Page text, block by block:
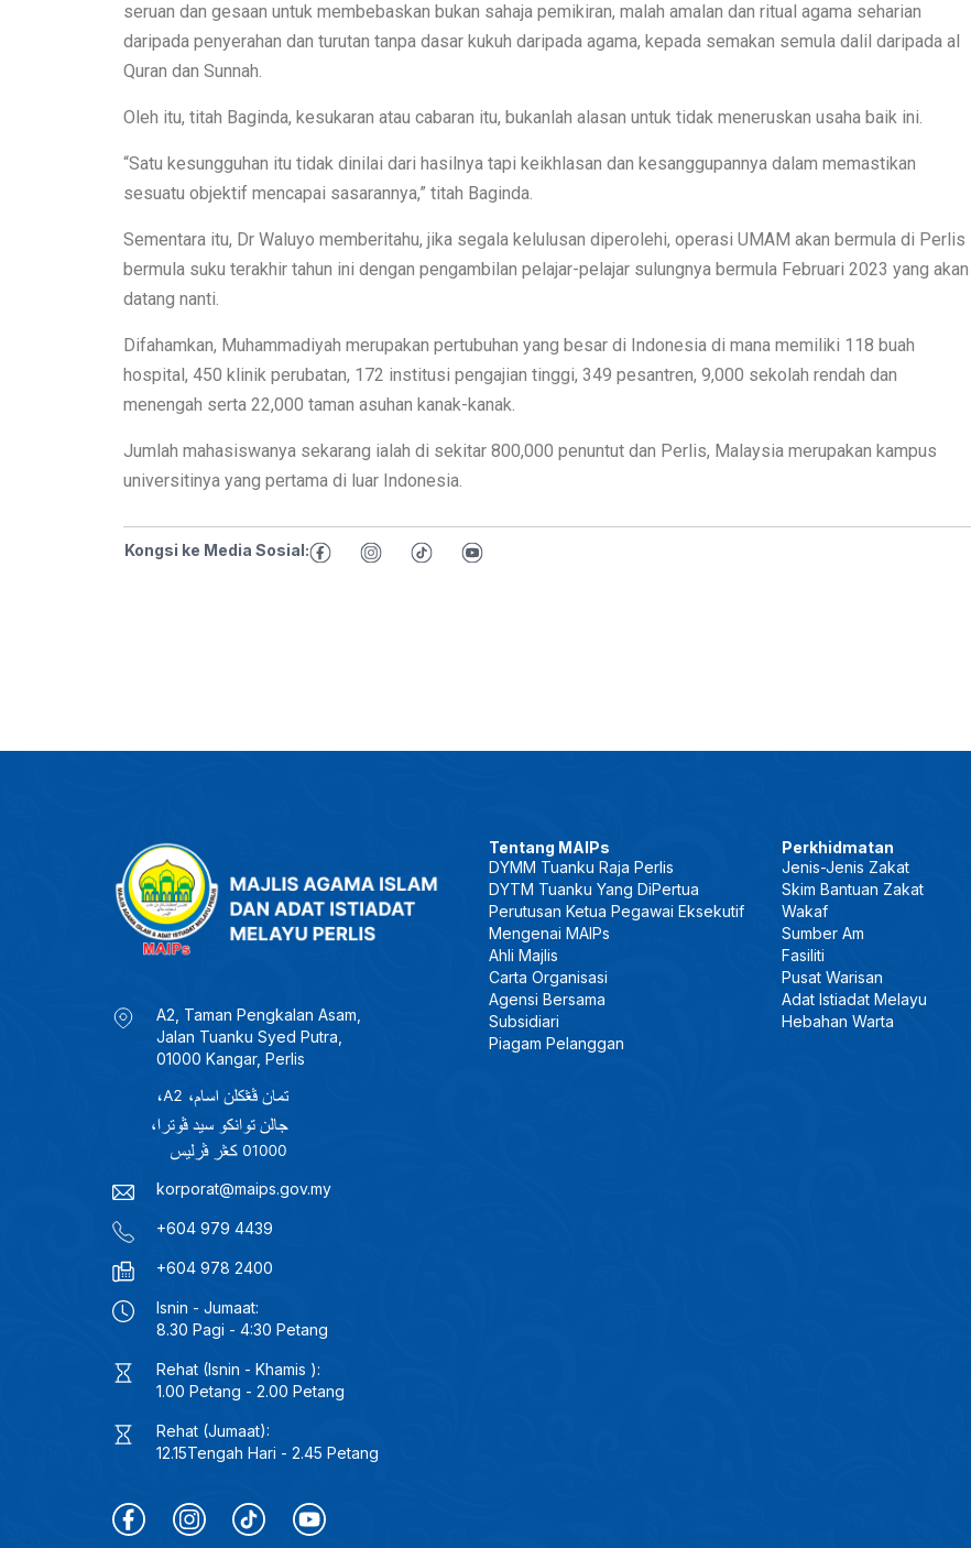
seruan dan gesaan untuk membebaskan bukan sahaja pemikiran, malah amalan dan ritual agama seharian
daripada penyerahan dan turutan tanpa dasar kukuh daripada agama, kepada semakan semula dalil daripada al
Quran dan Sunnah.
Oleh itu, titah Baginda, kesukaran atau cabaran itu, bukanlah alasan untuk tidak meneruskan usaha baik ini.
“Satu kesungguhan itu tidak dinilai dari hasilnya tapi keikhlasan dan kesanggupannya dalam memastikan
sesuatu objektif mencapai sasarannya,” titah Baginda.
Sementara itu, Dr Waluyo memberitahu, jika segala kelulusan diperolehi, operasi UMAM akan bermula di Perlis
bermula suku terakhir tahun ini dengan pengambilan pelajar-pelajar sulungnya bermula Februari 2023 yang akan
datang nanti.
Difahamkan, Muhammadiyah merupakan pertubuhan yang besar di Indonesia di mana memiliki 118 buah
hospital, 450 klinik perubatan, 172 institusi pengajian tinggi, 349 pesantren, 9,000 sekolah rendah dan
menengah serta 22,000 taman asuhan kanak-kanak.
Jumlah mahasiswanya sekarang ialah di sekitar 800,000 penuntut dan Perlis, Malaysia merupakan kampus
universitinya yang pertama di luar Indonesia.
Kongsi ke Media Sosial:
A2, Taman Pengkalan Asam,
Jalan Tuanku Syed Putra,
01000 Kangar, Perlis
korporat@maips.gov.my
+604 979 4439
+604 978 2400
Isnin - Jumaat:
8.30 Pagi - 4:30 Petang
Rehat (Isnin - Khamis ):
1.00 Petang - 2.00 Petang
Rehat (Jumaat):
12.15Tengah Hari - 2.45 Petang
Tentang MAIPs
DYMM Tuanku Raja Perlis
DYTM Tuanku Yang DiPertua
Perutusan Ketua Pegawai Eksekutif
Mengenai MAIPs
Ahli Majlis
Carta Organisasi
Agensi Bersama
Subsidiari
Piagam Pelanggan
Perkhidmatan
Jenis-Jenis Zakat
Skim Bantuan Zakat
Wakaf
Sumber Am
Fasiliti
Pusat Warisan
Adat Istiadat Melayu
Hebahan Warta